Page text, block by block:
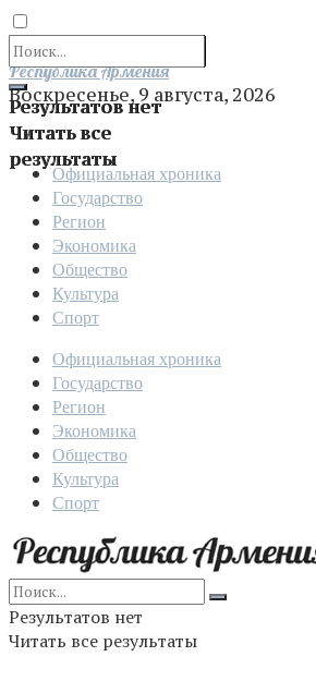
Результатов нет
Читать все
результаты
Отправить
Республика Армения
Воскресенье, 9 августа, 2026
Официальная хроника
Государство
Регион
Экономика
Общество
Культура
Спорт
Официальная хроника
Государство
Регион
Экономика
Общество
Культура
Спорт
Результатов нет
Читать все результаты